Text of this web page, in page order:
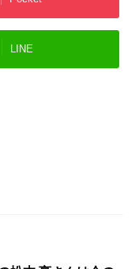
LINE